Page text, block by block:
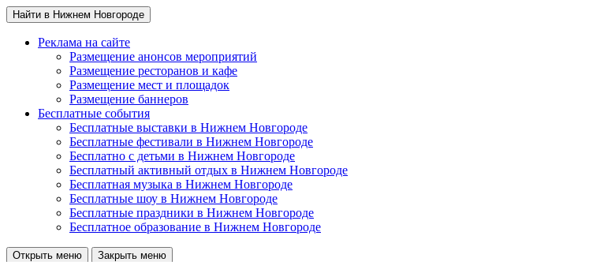
Найти в Нижнем Новгороде
Реклама на сайте
Размещение анонсов мероприятий
Размещение ресторанов и кафе
Размещение мест и площадок
Размещение баннеров
Бесплатные события
Бесплатные выставки в Нижнем Новгороде
Бесплатные фестивали в Нижнем Новгороде
Бесплатно с детьми в Нижнем Новгороде
Бесплатный активный отдых в Нижнем Новгороде
Бесплатная музыка в Нижнем Новгороде
Бесплатные шоу в Нижнем Новгороде
Бесплатные праздники в Нижнем Новгороде
Бесплатное образование в Нижнем Новгороде
Открыть меню Закрыть меню